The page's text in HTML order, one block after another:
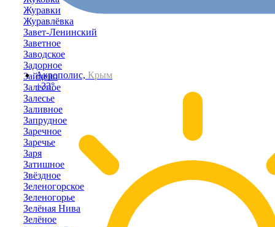
Акрополис, Крым
+33°
Журавки
Журавлёвка
Завет-Ленинский
Заветное
Заводское
Задорное
Зайцево
Залесное
Залесье
Заливное
Запрудное
Заречное
Заречье
Заря
Затишное
Звёздное
Зеленогорское
Зеленогорье
Зелёная Нива
Зелёное